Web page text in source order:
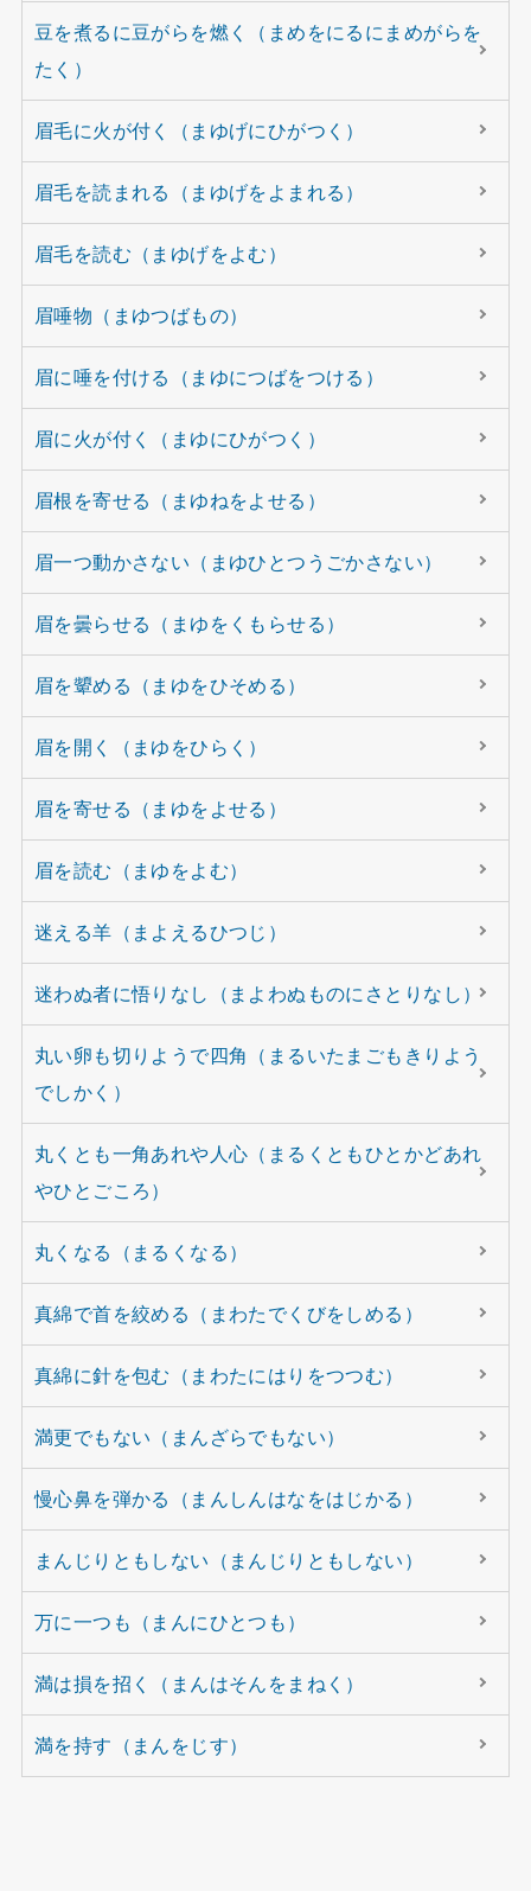
豆を煮るに豆がらを燃く（まめをにるにまめがらを
たく）
眉毛に火が付く（まゆげにひがつく）
眉毛を読まれる（まゆげをよまれる）
眉毛を読む（まゆげをよむ）
眉唾物（まゆつばもの）
眉に唾を付ける（まゆにつばをつける）
眉に火が付く（まゆにひがつく）
眉根を寄せる（まゆねをよせる）
眉一つ動かさない（まゆひとつうごかさない）
眉を曇らせる（まゆをくもらせる）
眉を顰める（まゆをひそめる）
眉を開く（まゆをひらく）
眉を寄せる（まゆをよせる）
眉を読む（まゆをよむ）
迷える羊（まよえるひつじ）
迷わぬ者に悟りなし（まよわぬものにさとりなし）
丸い卵も切りようで四角（まるいたまごもきりよう
でしかく）
丸くとも一角あれや人心（まるくともひとかどあれ
やひとごころ）
丸くなる（まるくなる）
真綿で首を絞める（まわたでくびをしめる）
真綿に針を包む（まわたにはりをつつむ）
満更でもない（まんざらでもない）
慢心鼻を弾かる（まんしんはなをはじかる）
まんじりともしない（まんじりともしない）
万に一つも（まんにひとつも）
満は損を招く（まんはそんをまねく）
満を持す（まんをじす）